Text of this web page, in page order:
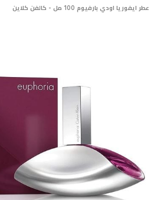
عطر ايفوريا اودي بارفيوم 100 مل - كالفن كلاين